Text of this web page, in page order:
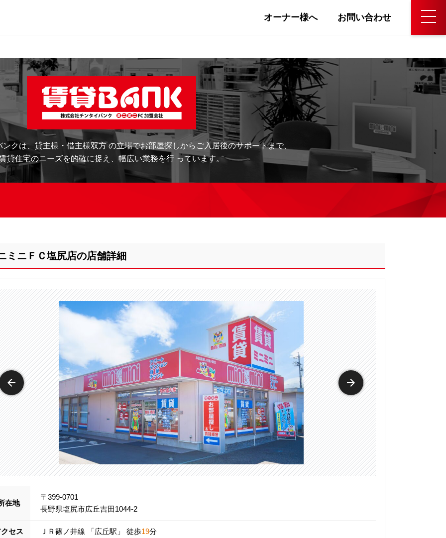
オーナー様へ お問い合わせ
クは、 貸主様・借主様双方 の立場でお部屋探しから ご入居後のサポートまで、
貸住宅のニーズを的確に捉え、 幅広い業務を行 っています。
ミニＦＣ塩尻店の店舗詳細
在地
〒399-0701
長野県塩尻市広丘吉田1044-2
セス ＪＲ篠ノ井線 「広丘駅」 徒歩19分